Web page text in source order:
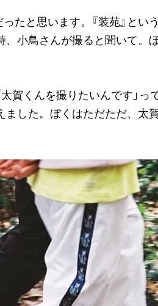
たと思います。『装苑』と
小鳥さんが撮ると聞いて。
賀くんを撮りたいんです」
した。ぼくはただただ、太